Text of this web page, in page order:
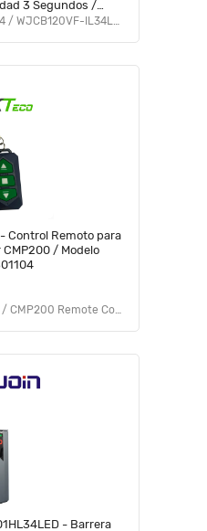
3 Segundos /
Ajustable
WEJOIN / WJN0960034 / WJCB120VF-IL34LED
Control Remoto para
/ Modelo
ZKTECO / ZKT0990016 / CMP200 Remote Control
- Barrera